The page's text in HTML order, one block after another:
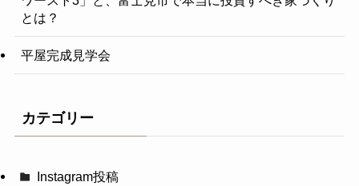
とは？
平屋完成見学会
カテゴリー
Instagram投稿